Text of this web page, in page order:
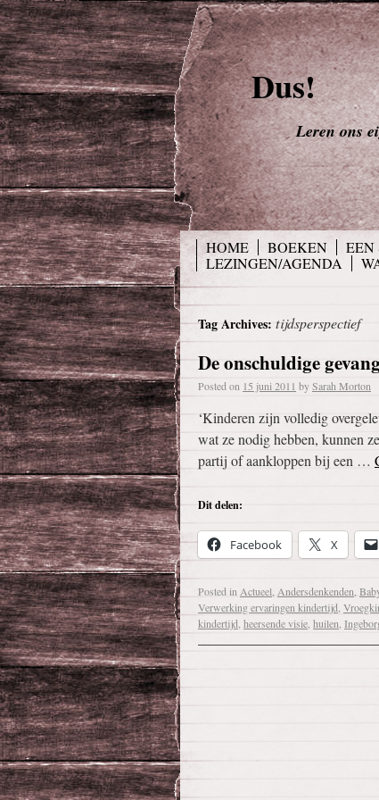
Dus!
Leren ons
HOME BOEKEN EEN
LEZINGEN/AGENDA
Tag Archives: tijdsperspectief
De onschuldige
Posted on 15 juni 2011 bySarah Morton
‘Kinderen zijn volledig
wat ze nodig hebben, kunnen
partij of aankloppen bij een …
Dit delen:
Facebook X
Posted in Actueel Andersdenkenden
Verwerking ervaringen kindertijd
kindertijd heersende visie huilen